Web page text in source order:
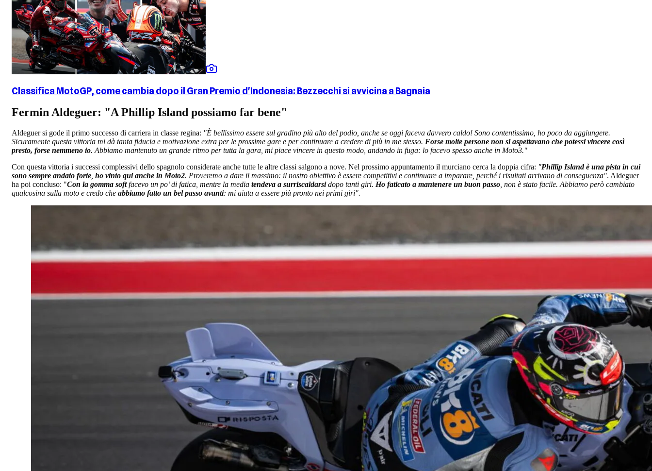
Classifica MotoGP, come cambia dopo il Gran Premio d'Indonesia: Bezzecchi si avvicina a Bagnaia
Fermin Aldeguer: "A Phillip Island possiamo far bene"
Aldeguer si gode il primo successo di carriera in classe regina: "È bellissimo essere sul gradino più alto del podio, anche se oggi faceva davvero caldo! Sono contentissimo, ho poco da aggiungere.
Sicuramente questa vittoria mi dà tanta fiducia e motivazione extra per le prossime gare e per continuare a credere di più in me stesso. Forse molte persone non si aspettavano che potessi vincere così
presto, forse nemmeno io. Abbiamo mantenuto un grande ritmo per tutta la gara, mi piace vincere in questo modo, andando in fuga: lo facevo spesso anche in Moto3."
Con questa vittoria i successi complessivi dello spagnolo considerate anche tutte le altre classi salgono a nove. Nel prossimo appuntamento il murciano cerca la doppia cifra: "Phillip Island è una pista in cui
sono sempre andato forte ho vinto qui anche in Moto2. Proveremo a dare il massimo: il nostro obiettivo è essere competitivi e continuare a imparare, perché i risultati arrivano di conseguenza". Aldeguer
ha poi concluso: "Con la gomma softfacevo un po’ di fatica, mentre la media tendeva a surriscaldarsidopo tanti giri. Ho faticato a mantenere un buon passo , non è stato facile. Abbiamo però cambiato
qualcosina sulla moto e credo che abbiamo fatto un bel passo avanti: mi aiuta a essere più pronto nei primi giri".